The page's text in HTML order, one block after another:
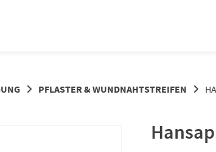
PFLASTER & WUNDNAHTSTREIFEN